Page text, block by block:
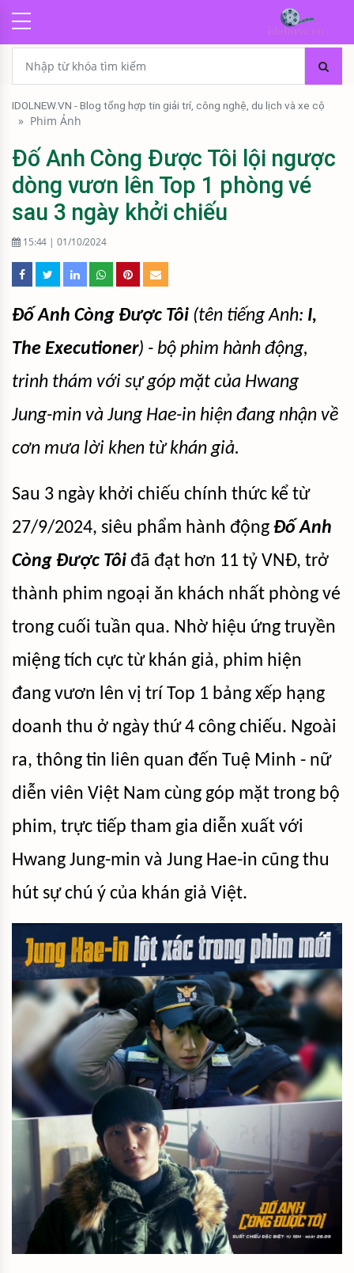
IDOLNEW.VN - Blog tổng hợp tin giải trí, công nghệ, du lịch và xe cộ
» Phim Ảnh
Đố Anh Còng Được Tôi lội ngược
dòng vươn lên Top 1 phòng vé
sau 3 ngày khởi chiếu
15:44 | 01/10/2024
Đố Anh Còng Được Tôi (tên tiếng Anh: I,
The Executioner) - bộ phim hành động,
trinh thám với sự góp mặt của Hwang
Jung-min và Jung Hae-in hiện đang nhận về
cơn mưa lời khen từ khán giả.
Sau 3 ngày khởi chiếu chính thức kể từ
27/9/2024, siêu phẩm hành động Đố Anh
Còng Được Tôi đã đạt hơn 11 tỷ VNĐ, trở
thành phim ngoại ăn khách nhất phòng vé
trong cuối tuần qua. Nhờ hiệu ứng truyền
miệng tích cực từ khán giả, phim hiện
đang vươn lên vị trí Top 1 bảng xếp hạng
doanh thu ở ngày thứ 4 công chiếu. Ngoài
ra, thông tin liên quan đến Tuệ Minh - nữ
diễn viên Việt Nam cùng góp mặt trong bộ
phim, trực tiếp tham gia diễn xuất với
Hwang Jung-min và Jung Hae-in cũng thu
hút sự chú ý của khán giả Việt.